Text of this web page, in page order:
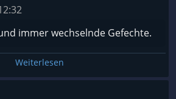
immer wechselnde Gefechte.
Weiterlesen